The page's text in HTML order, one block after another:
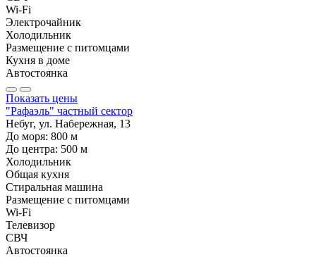
Wi-Fi
Электрочайник
Холодильник
Размещение с питомцами
Кухня в доме
Автостоянка
Показать цены
"Рафаэль" частный сектор
Небуг, ул. Набережная, 13
До моря: 800 м
До центра: 500 м
Холодильник
Общая кухня
Стиральная машина
Размещение с питомцами
Wi-Fi
Телевизор
СВЧ
Автостоянка